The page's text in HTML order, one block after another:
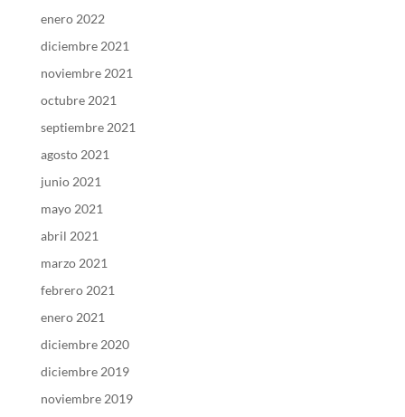
enero 2022
diciembre 2021
noviembre 2021
octubre 2021
septiembre 2021
agosto 2021
junio 2021
mayo 2021
abril 2021
marzo 2021
febrero 2021
enero 2021
diciembre 2020
diciembre 2019
noviembre 2019